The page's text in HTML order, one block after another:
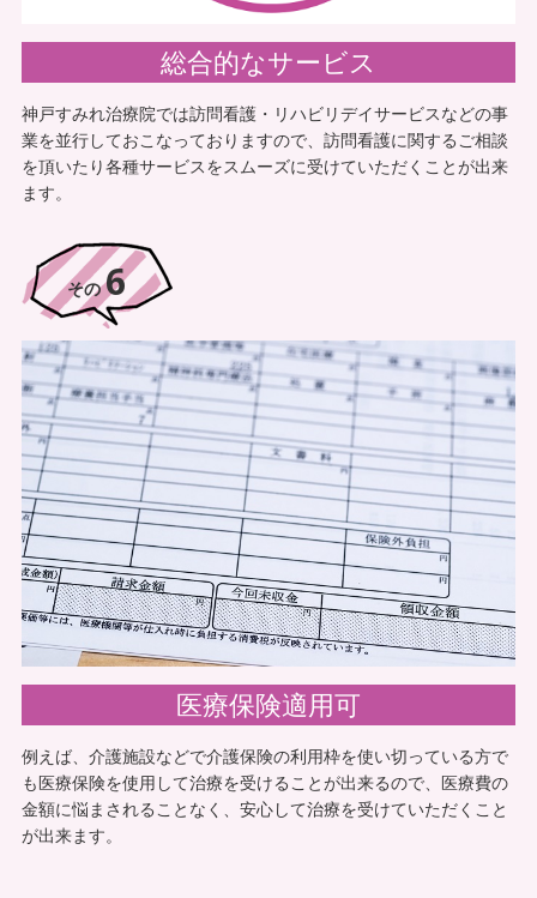
総合的なサービス
神戸すみれ治療院では訪問看護・リハビリデイサービスなどの事
業を並行しておこなっておりますので、訪問看護に関するご相談
を頂いたり各種サービスをスムーズに受けていただくことが出来
ます。
その6
医療保険適用可
例えば、介護施設などで介護保険の利用枠を使い切っている方で
も医療保険を使用して治療を受けることが出来るので、医療費の
金額に悩まされることなく、安心して治療を受けていただくこと
が出来ます。
医療保険適用可
例えば、介護施設などで介護保険の利用枠を使い切っている方で
も医療保険を使用して治療を受けることが出来るので、医療費の
金額に悩まされることなく、安心して治療を受けていただくこと
が出来ます。
リハビリデイサービスについて
訪問看護リハビリについて
代表メッセージ